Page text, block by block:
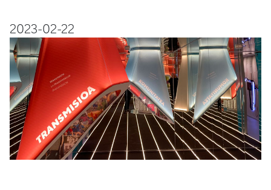
2023-02-22